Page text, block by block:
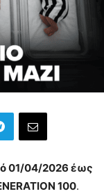
01/04/2026 έως
100.